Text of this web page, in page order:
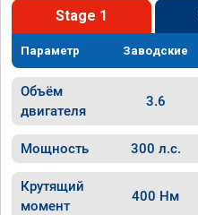
Stage 1
Параметр Заводские
Объём
двигателя
3.6
Мощность 300 л.с.
Крутящий
момент
400 Нм